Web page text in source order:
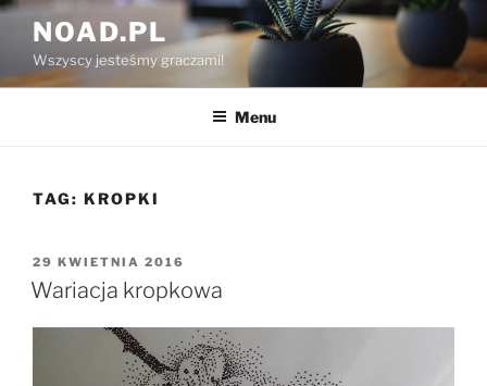
Przejdź
treści
NOAD.PL
Wszyscy jesteśmy graczami!
Menu
TAG: KROPKI
OPUBLIKOWANE
W
29 KWIETNIA 2016
Wariacja kropkowa